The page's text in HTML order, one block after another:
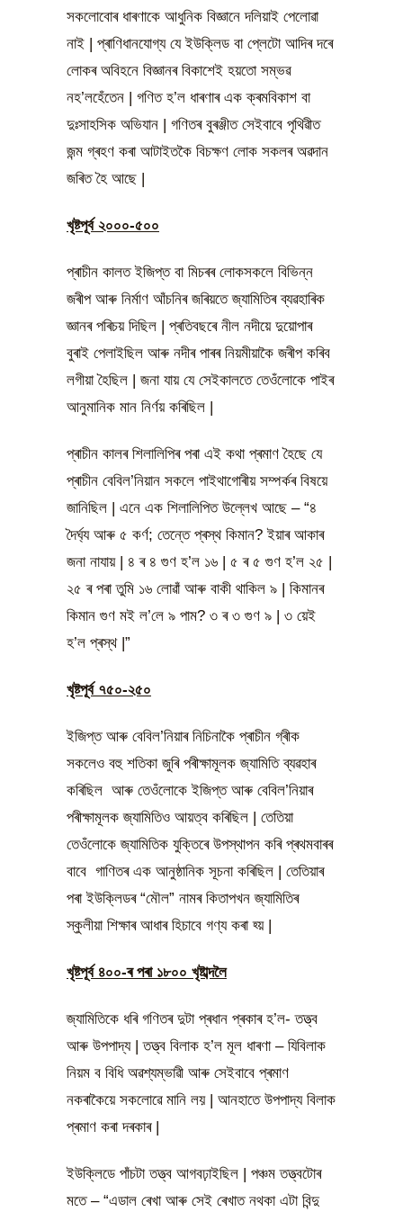
সকলোবোৰ ধাৰণাকে আধুনিক বিজ্ঞানে দলিয়াই পেলোৱা
নাই | প্ৰাণিধানযোগ্য যে ইউক্লিড বা প্লেটো আদিৰ দৰে
লোকৰ অবিহনে বিজ্ঞানৰ বিকাশেই হয়তো সম্ভৱ
নহ’লহেঁতেন | গণিত হ’ল ধাৰণাৰ এক ক্ৰমবিকাশ বা
দুঃসাহসিক অভিযান | গণিতৰ বুৰঞ্জীত সেইবাবে পৃথিৱীত
জন্ম গ্ৰহণ কৰা আটাইতকৈ বিচক্ষণ লোক সকলৰ অৱদান
জৰিত হৈ আছে |
খৃষ্টপূৰ্ব ২০০০-৫০০
প্ৰাচীন কালত ইজিপ্ত বা মিচৰৰ লোকসকলে বিভিন্ন
জৰীপ আৰু নিৰ্মাণ আঁচনিৰ জৰিয়তে জ্যামিতিৰ ব্যৱহাৰিক
জ্ঞানৰ পৰিচয় দিছিল | প্ৰতিবছৰে নীল নদীয়ে দুয়োপাৰ
বুৰাই পেলাইছিল আৰু নদীৰ পাৰৰ নিয়মীয়াকৈ জৰীপ কৰিব
লগীয়া হৈছিল | জনা যায় যে সেইকালতে তেওঁলোকে পাইৰ
আনুমানিক মান নিৰ্ণয় কৰিছিল |
প্ৰাচীন কালৰ শিলালিপিৰ পৰা এই কথা প্ৰমাণ হৈছে যে
প্ৰাচীন বেবিল’নিয়ান সকলে পাইথাগোৰীয় সম্পৰ্কৰ বিষয়ে
জানিছিল | এনে এক শিলালিপিত উল্লেখ আছে – “৪
দৈৰ্ঘ্য আৰু ৫ কৰ্ণ; তেন্তে প্ৰস্থ কিমান? ইয়াৰ আকাৰ
জনা নাযায় | ৪ ৰ ৪ গুণ হ’ল ১৬ | ৫ ৰ ৫ গুণ হ’ল ২৫ |
২৫ ৰ পৰা তুমি ১৬ লোৱাঁ আৰু বাকী থাকিল ৯ | কিমানৰ
কিমান গুণ ম‍ই ল’লে ৯ পাম? ৩ ৰ ৩ গুণ ৯ | ৩ য়েই
হ’ল প্ৰস্থ |”
খৃষ্টপূৰ্ব ৭৫০-২৫০
ইজিপ্ত আৰু বেবিল’নিয়াৰ নিচিনাকৈ প্ৰাচীন গ্ৰীক
সকলেও বহু শতিকা জুৰি পৰীক্ষামূলক জ্যামিতি ব্যৱহাৰ
কৰিছিল আৰু তেওঁলোকে ইজিপ্ত আৰু বেবিল’নিয়াৰ
পৰীক্ষামূলক জ্যামিতিও আয়ত্ব কৰিছিল | তেতিয়া
তেওঁলোকে জ্যামিতিক যুক্তিৰে উপস্থাপন কৰি প্ৰথমবাৰৰ
বাবে গাণিতৰ এক আনুষ্ঠানিক সূচনা কৰিছিল | তেতিয়াৰ
পৰা ইউক্লিডৰ “মৌল” নামৰ কিতাপখন জ্যামিতিৰ
স্কুলীয়া শিক্ষাৰ আধাৰ হিচাবে গণ্য কৰা হ্য় |
খৃষ্টপূৰ্ব ৪০০-ৰ পৰা ১৮০০ খৃষ্টাব্দলৈ
জ্যামিতিকে ধৰি গণিতৰ দুটা প্ৰধান প্ৰকাৰ হ’ল- তত্ত্ব
আৰু উপপাদ্য | তত্ত্ব বিলাক হ’ল মূল ধাৰণা – যিবিলাক
নিয়ম ব বিধি অৱশ্যম্ভাৱী আৰু সেইবাবে প্ৰমাণ
নকৰাকৈয়ে সকলোৱে মানি লয় | আনহাতে উপপাদ্য বিলাক
প্ৰমাণ কৰা দৰকাৰ |
ইউক্লিডে পাঁচটা তত্ত্ব আগবঢ়াইছিল | পঞ্চম তত্ত্বটোৰ
মতে – “এডাল ৰেখা আৰু সেই ৰেখাত নথকা এটা বিন্দু